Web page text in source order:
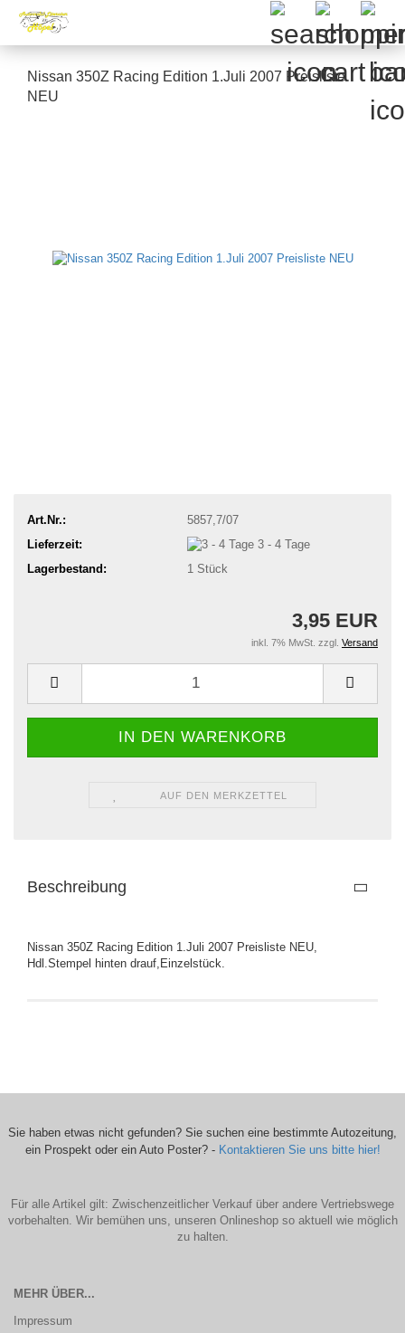
Nissan 350Z Racing Edition 1.Juli 2007 Preisliste
NEU
Art.Nr.:
5857,7/07
Lieferzeit:
3 - 4 Tage
Lagerbestand:
1 Stück
3,95 EUR
inkl. 7% MwSt. zzgl. Versand
AUF DEN MERKZETTEL
Beschreibung
Nissan 350Z Racing Edition 1.Juli 2007 Preisliste NEU,
Hdl.Stempel hinten drauf,Einzelstück.
Sie haben etwas nicht gefunden? Sie suchen eine bestimmte Autozeitung,
ein Prospekt oder ein Auto Poster? - Kontaktieren Sie uns bitte hier!
Für alle Artikel gilt: Zwischenzeitlicher Verkauf über andere Vertriebswege
vorbehalten. Wir bemühen uns, unseren Onlineshop so aktuell wie möglich
zu halten.
MEHR ÜBER...
Impressum